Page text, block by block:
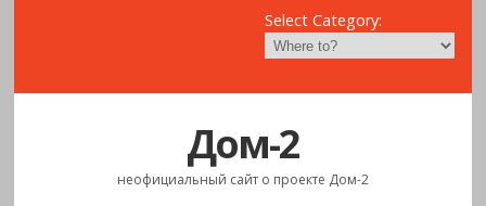
Select Category:
Дом-2
неофициальный сайт о проекте Дом-2